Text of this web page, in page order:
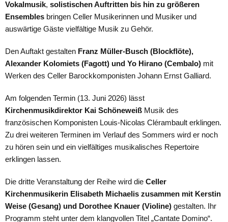
Vokalmusik, solistischen Auftritten bis hin zu größeren
Ensembles bringen Celler Musikerinnen und Musiker und
auswärtige Gäste vielfältige Musik zu Gehör.
Den Auftakt gestalten Franz Müller-Busch (Blockflöte),
Alexander Kolomiets (Fagott) und Yo Hirano (Cembalo) mit
Werken des Celler Barockkomponisten Johann Ernst Galliard.
Am folgenden Termin (13. Juni 2026) lässt
Kirchenmusikdirektor Kai Schöneweiß Musik des
französischen Komponisten Louis-Nicolas Clérambault erklingen.
Zu drei weiteren Terminen im Verlauf des Sommers wird er noch
zu hören sein und ein vielfältiges musikalisches Repertoire
erklingen lassen.
Die dritte Veranstaltung der Reihe wird die Celler
Kirchenmusikerin Elisabeth Michaelis zusammen mit Kerstin
Weise (Gesang) und Dorothee Knauer (Violine) gestalten. Ihr
Programm steht unter dem klangvollen Titel „Cantate Domino“.